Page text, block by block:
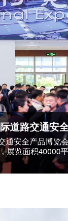
达4.76亿辆，其
车数量依然高位
其中，汽车新